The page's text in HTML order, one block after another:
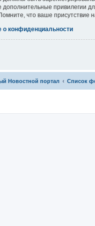
дополнительные привилегии
что ваше присутствие
о конфиденциальности
Новостной портал Список